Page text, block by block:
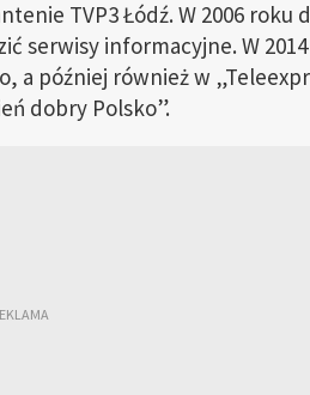
TVP3 Łódź. W 2006 roku
serwisy informacyjne. W
a później również w
dobry Polsko”.